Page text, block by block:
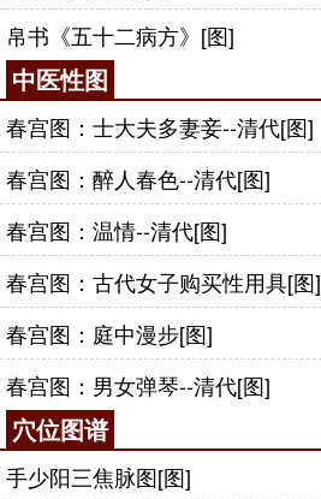
帛书《五十二病方》[图]
中医性图
春宫图：士大夫多妻妾--清代[图]
春宫图：醉人春色--清代[图]
春宫图：温情--清代[图]
春宫图：古代女子购买性用具[图]
春宫图：庭中漫步[图]
春宫图：男女弹琴--清代[图]
穴位图谱
手少阳三焦脉图[图]